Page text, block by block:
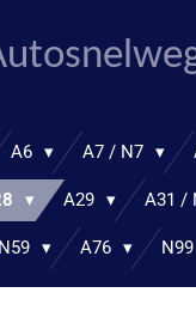
A6 A7 / N7
A29 A31 /
A76 N99